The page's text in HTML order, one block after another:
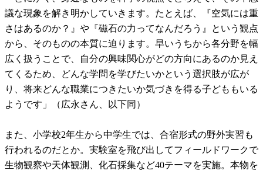
議な現象を解き明かしていきます。たとえば、『空気には重
さはあるのか？』や『磁石の力ってなんだろう』という観点
から、そのものの本質に迫ります。早いうちから各分野を幅
広く扱うことで、自分の興味関心がどの方向にあるのか見え
てくるため、どんな学問を学びたいかという選択肢が広が
り、将来どんな職業につきたいか気づきを得る子どももいる
ようです」（広永さん、以下同）
また、小学校2年生から中学生では、合宿形式の野外実習も
行われるのだとか。実験室を飛び出してフィールドワークで
生物観察や天体観測、化石採集など40テーマを実施。本物を